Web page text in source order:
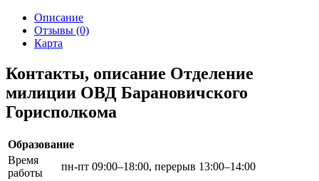
Описание
Отзывы (0)
Карта
Контакты, описание Отделение
милиции ОВД Барановичского
Горисполкома
Образование
Время
работы
пн-пт 09:00–18:00, перерыв 13:00–14:00